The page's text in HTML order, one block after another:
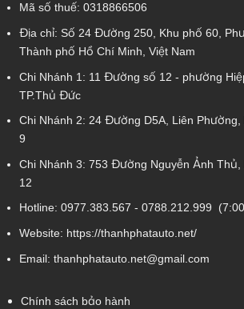
Mã số thuế: 0318866506
Địa chỉ: Số 24 Đường 250, Khu phố 60,
Thành phố Hồ Chí Minh, Việt Nam
Chi Nhánh 1: 11 Đường số 12 - phường
TP.Thủ Đức
Chi Nhánh 2: 24 Đường D5A, Liên
9
Chi Nhánh 3: 753 Đường Nguyễn Ảnh Thủ,
12
Hotline: 0977.383.567 - 0788.212.999
Website: https://thanhphatauto.net/
Email: thanhphatauto.net@gmail.com
Chính sách bảo hành